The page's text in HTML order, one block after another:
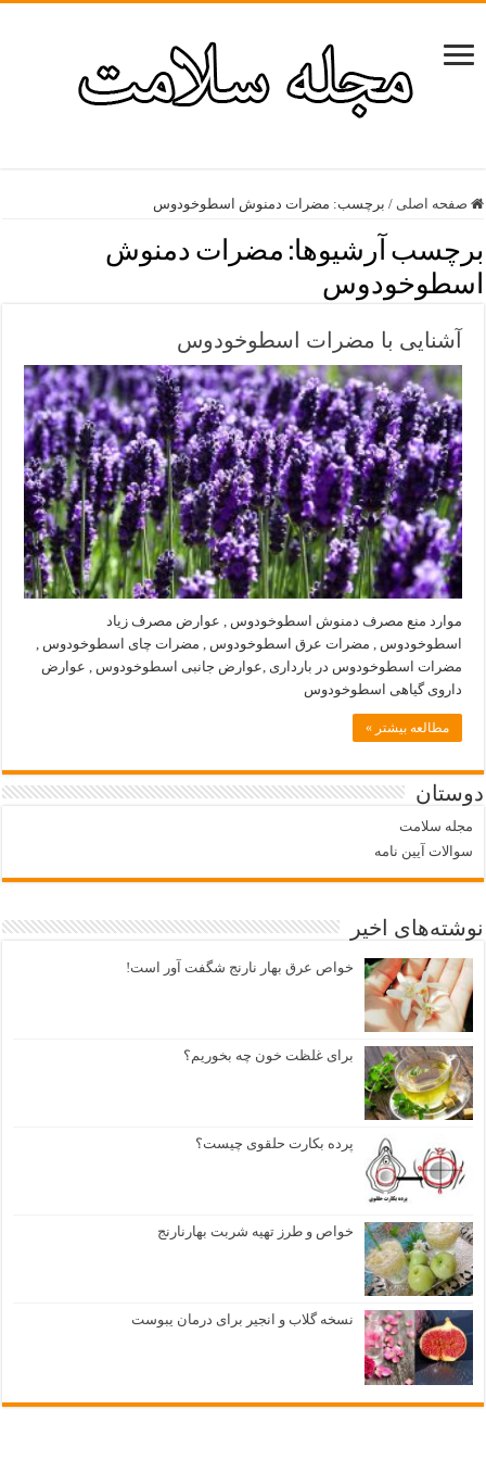
صفحه اصلی / برچسب: مضرات دمنوش اسطوخودوس
برچسب آرشیوها: مضرات دمنوش
اسطوخودوس
آشنایی با مضرات اسطوخودوس
موارد منع مصرف دمنوش اسطوخودوس , عوارض مصرف زیاد
اسطوخودوس , مضرات عرق اسطوخودوس , مضرات چای اسطوخودوس ,
مضرات اسطوخودوس در بارداری ,عوارض جانبی اسطوخودوس , عوارض
داروی گیاهی اسطوخودوس
مطالعه بیشتر »
دوستان
مجله سلامت
سوالات آیین نامه
نوشته‌های اخیر
خواص عرق بهار نارنج شگفت آور است!
برای غلظت خون چه بخوریم؟
پرده بکارت حلقوی چیست؟
خواص و طرز تهیه شربت بهارنارنج
نسخه گلاب و انجیر برای درمان یبوست